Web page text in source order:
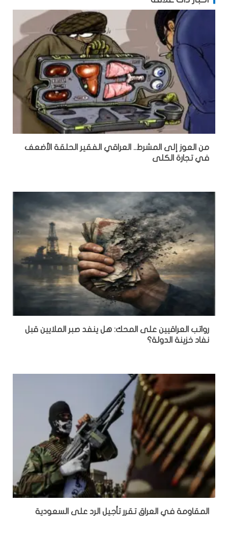
من العوز إلى المشرط.. العراقي الفقير الحلقة الأضعف
في تجارة الكلى
رواتب العراقيين على المحك: هل ينفد صبر الملايين قبل
نفاد خزينة الدولة؟
المقاومة في العراق تقرر تأجيل الرد على السعودية